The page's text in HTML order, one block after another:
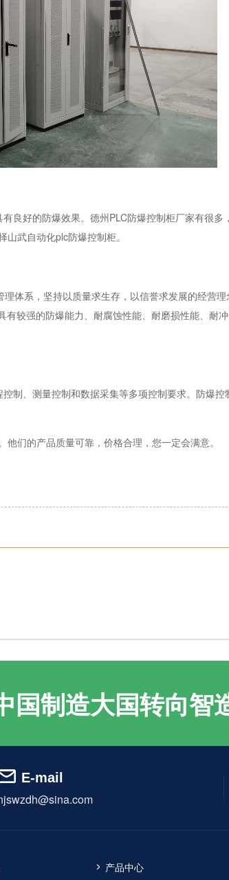
良好的防爆效果。德州PLC防爆控制柜厂家有很多
武自动化plc防爆控制柜。
体系，坚持以质量求生存，以信誉求发展的经营理
较强的防爆能力、耐腐蚀性能、耐磨损性能、耐
制、测量控制和数据采集等多项控制要求。防爆
们的产品质量可靠，价格合理，您一定会满意。
国制造大国转向智
E-mail
产品中心